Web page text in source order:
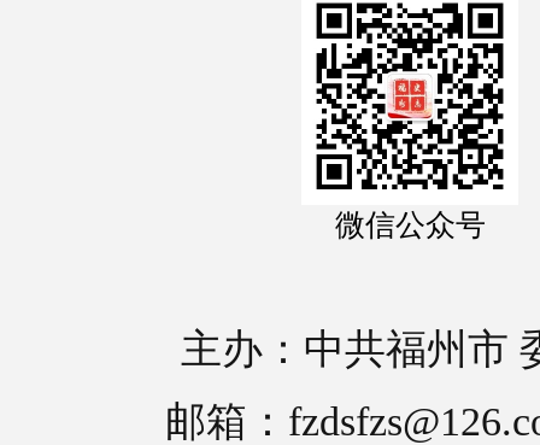
微信公众号
主办：中共福州市
邮箱：